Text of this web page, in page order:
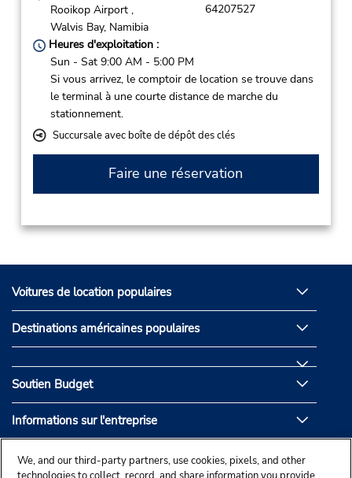
Rooikop Airport ,
Walvis Bay, Namibia
64207527
Heures d'exploitation :
Sun - Sat 9:00 AM - 5:00 PM
Si vous arrivez, le comptoir de location se trouve dans
le terminal à une courte distance de marche du
stationnement.
Succursale avec boîte de dépôt des clés
Faire une réservation
Voitures de location populaires
Destinations américaines populaires
Soutien Budget
Informations sur l'entreprise
Partenaires de Budget
We, and our third-party partners, use cookies, pixels, and other